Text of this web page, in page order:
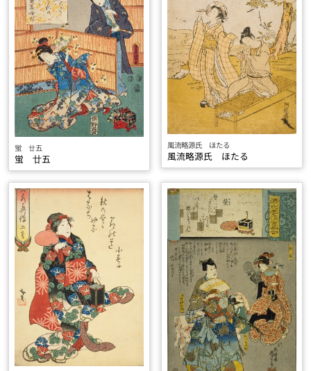
蛍 廿五
蛍 廿五
風流略源氏 ほたる
風流略源氏 ほたる